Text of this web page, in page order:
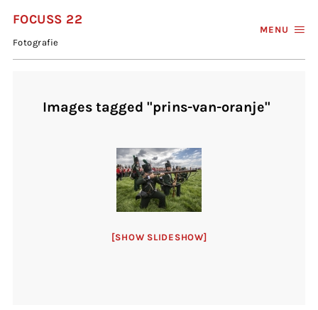
FOCUSS 22
Fotografie
MENU
Images tagged "prins-van-oranje"
[SHOW SLIDESHOW]